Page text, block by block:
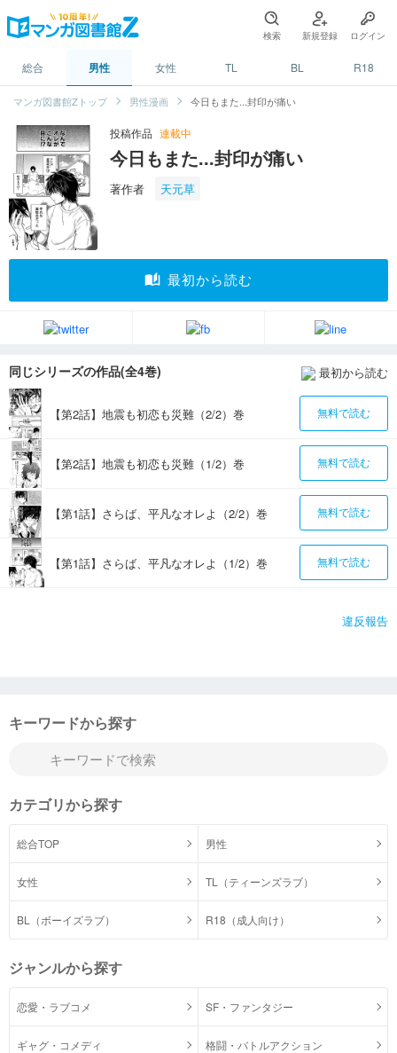
検索 新規登録 ログイン
総合 男性 女性 TL BL R18
マンガ図書館Zトップ 男性漫画 今日もまた...封印が痛い
投稿作品 連載中
今日もまた...封印が痛い
著作者 天元草
auto_stories 最初から読む
同じシリーズの作品(全4巻) 最初から読む
【第2話】地震も初恋も災難（2/2）巻 無料で読む
【第2話】地震も初恋も災難（1/2）巻 無料で読む
【第1話】さらば、平凡なオレよ（2/2）巻 無料で読む
【第1話】さらば、平凡なオレよ（1/2）巻 無料で読む
違反報告
キーワードから探す
カテゴリから探す
総合TOP 男性
女性 TL（ティーンズラブ）
BL（ボーイズラブ） R18（成人向け）
ジャンルから探す
恋愛・ラブコメ SF・ファンタジー
ギャグ・コメディ 格闘・バトルアクション